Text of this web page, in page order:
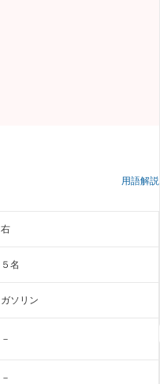
用語解説
右
５名
ガソリン
－
－